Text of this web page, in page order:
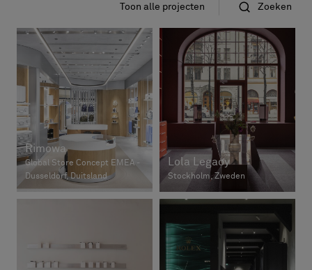
​Op datum
​Op naam
Toon alle projecten Zoeken
Rimowa
Global Store Concept EMEA -
Dusseldorf, Duitsland
Lola Legacy
Stockholm, Zweden